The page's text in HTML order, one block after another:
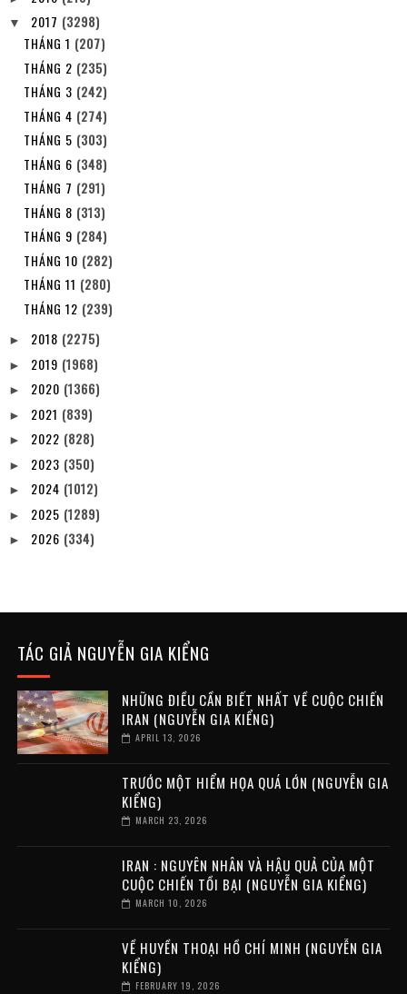
▼ 2017 (3298)
THÁNG 1 (207)
THÁNG 2 (235)
THÁNG 3 (242)
THÁNG 4 (274)
THÁNG 5 (303)
THÁNG 6 (348)
THÁNG 7 (291)
THÁNG 8 (313)
THÁNG 9 (284)
THÁNG 10 (282)
THÁNG 11 (280)
THÁNG 12 (239)
► 2018 (2275)
► 2019 (1968)
► 2020 (1366)
► 2021 (839)
► 2022 (828)
► 2023 (350)
► 2024 (1012)
► 2025 (1289)
► 2026 (334)
TÁC GIẢ NGUYỄN GIA KIỂNG
NHỮNG ĐIỀU CẦN BIẾT NHẤT VỀ CUỘC CHIẾN
IRAN (NGUYỄN GIA KIỂNG)
APRIL 13, 2026
TRƯỚC MỘT HIỂM HỌA QUÁ LỚN (NGUYỄN GIA
KIỂNG)
MARCH 23, 2026
IRAN : NGUYÊN NHÂN VÀ HẬU QUẢ CỦA MỘT
CUỘC CHIẾN TỒI BẠI (NGUYỄN GIA KIỂNG)
MARCH 10, 2026
VỀ HUYỀN THOẠI HỒ CHÍ MINH (NGUYỄN GIA
KIỂNG)
FEBRUARY 19, 2026